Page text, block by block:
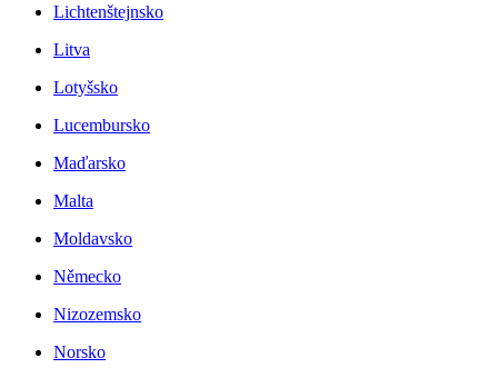
Lichtenštejnsko
Litva
Lotyšsko
Lucembursko
Maďarsko
Malta
Moldavsko
Německo
Nizozemsko
Norsko